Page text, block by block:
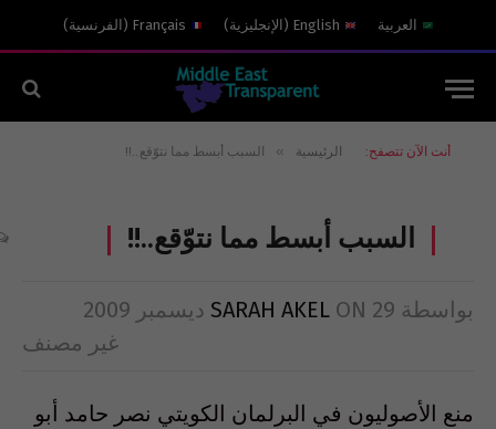
العربية English
( الإنجليزية)
Français
( الفرنسية)
أنت الآن تتصفح: الرئيسية » السبب أبسط مما نتوّقع..!!
السبب أبسط مما نتوّقع..!!
بواسطة SARAH AKEL ON 29 ديسمبر 2009
غير مصنف
منع الأصوليون في البرلمان الكويتي نصر حامد أبو